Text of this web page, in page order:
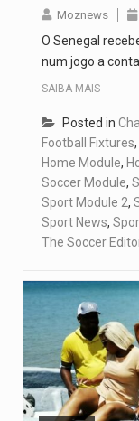
Moznews
O Senegal
num jogo a
SAIBA MAIS
Posted in
Football Fixtures,
Home Module,
Soccer Module,
Sport Module 2,
Sport News,
The Soccer